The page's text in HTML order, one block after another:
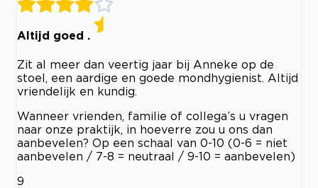
Altijd goed .
Zit al meer dan veertig jaar bij Anneke op de
stoel, een aardige en goede mondhygienist. Altijd
vriendelijk en kundig.
Wanneer vrienden, familie of collega’s u vragen
naar onze praktijk, in hoeverre zou u ons dan
aanbevelen? Op een schaal van 0-10 (0-6 = niet
aanbevelen / 7-8 = neutraal / 9-10 = aanbevelen)
9